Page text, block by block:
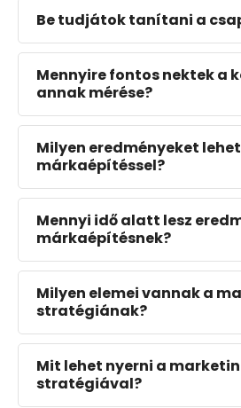
Be tudjátok tanítani a
Mennyire fontos nektek a
annak mérése?
Milyen eredményeket
márkaépítéssel?
Mennyi idő alatt lesz
márkaépítésnek?
Milyen elemei vannak a
stratégiának?
Mit lehet nyerni a
stratégiával?